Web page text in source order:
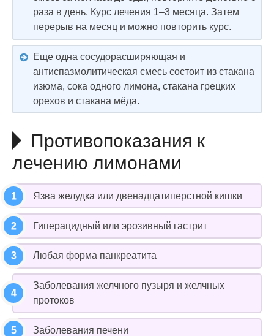
раза в день. Курс лечения 1–3 месяца. Затем
перерыв на месяц и можно повторить курс.
Еще одна сосудорасширяющая и
антиспазмолитическая смесь состоит из стакана
изюма, сока одного лимона, стакана грецких
орехов и стакана мёда.
Противопоказания к
лечению лимонами
Язва желудка или двенадцатиперстной кишки
Гиперацидный или эрозивный гастрит
Любая форма панкреатита
Заболевания желчного пузыря и желчных
протоков
Заболевания печени